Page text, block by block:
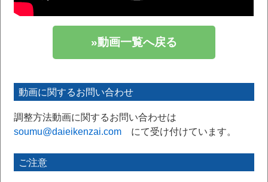
»動画一覧へ戻る
動画に関するお問い合わせ
調整方法動画に関するお問い合わせは
soumu@daieikenzai.com にて受け付けています。
ご注意